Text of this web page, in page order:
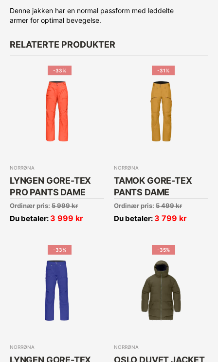
Denne jakken har en normal passform med leddelte
armer for optimal bevegelse.
RELATERTE PRODUKTER
-33%
NORRØNA
LYNGEN GORE-TEX
PRO PANTS DAME
Ordinær pris: 5 999kr
Du betaler: 3 999 kr
-31%
NORRØNA
TAMOK GORE-TEX
PANTS DAME
Ordinær pris: 5 499kr
Du betaler: 3 799 kr
-33%
NORRØNA
LYNGEN GORE-TEX
-35%
NORRØNA
OSLO DUVET JACKET